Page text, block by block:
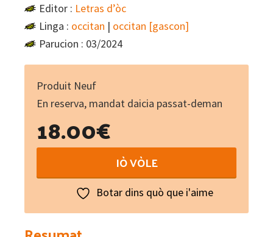
Editor : Letras d’òc
Linga : occitan | occitan [gascon]
Parucion : 03/2024
Produit Neuf
En reserva, mandat daicia passat-deman
18.00€
IÒ VÒLE
Botar dins quò que i'aime